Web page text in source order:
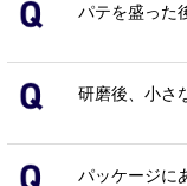
パテを盛った
研磨後、小さ
パッケージに